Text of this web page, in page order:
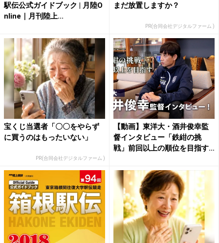
駅伝公式ガイドブック | 月陸O
nline｜月刊陸上...
まだ放置しますか？
PR(合同会社デジタルファーム )
宝くじ当選者「〇〇をやらず
に買うのはもったいない」
PR(合同会社デジタルファーム )
【動画】東洋大・酒井俊幸監
督インタビュー「鉄紺の挑
戦」前回以上の順位を目指す